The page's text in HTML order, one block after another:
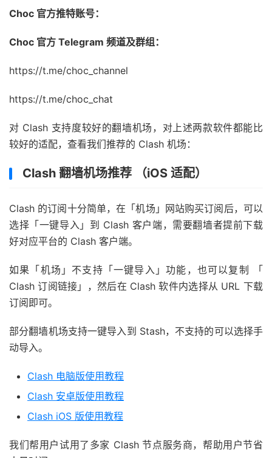
Choc 官方推特账号：
Choc 官方 Telegram 频道及群组：
https://t.me/choc_channel
https://t.me/choc_chat
对 Clash 支持度较好的翻墙机场，对上述两款软件都能比
较好的适配，查看我们推荐的 Clash 机场：
Clash 翻墙机场推荐 （iOS 适配）
Clash 的订阅十分简单，在「机场」网站购买订阅后，可以
选择「一键导入」到 Clash 客户端，需要翻墙者提前下载
好对应平台的 Clash 客户端。
如果「机场」不支持「一键导入」功能，也可以复制 「
Clash 订阅链接」，然后在 Clash 软件内选择从 URL 下载
订阅即可。
部分翻墙机场支持一键导入到 Stash，不支持的可以选择手
动导入。
Clash 电脑版使用教程
Clash 安卓版使用教程
Clash iOS 版使用教程
我们帮用户试用了多家 Clash 节点服务商，帮助用户节省